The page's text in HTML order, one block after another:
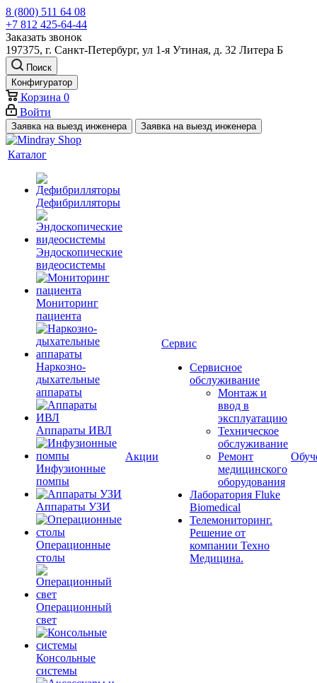
8 (800) 511 64 08
+7 812 425-64-44
Заказать звонок
197375, г. Санкт-Петербург, ул 1-я Утиная, д. 32 Литера Б
Поиск
Конфигуратор
Корзина 0
Войти
Заявка на выезд инженера Заявка на выезд инженера
Каталог
Дефибрилляторы
Эндоскопические
видеосистемы
Мониторинг
пациента
Наркозно-
дыхательные
аппараты
Аппараты ИВЛ
Инфузионные
помпы
Аппараты УЗИ
Операционные
столы
Операционный
свет
Консольные
системы
Акции
Сервис
Сервисное
обслуживание
Монтаж и
ввод в
эксплуатацию
Техническое
обслуживание
Ремонт
медицинского
оборудования
Лаборатория Fluke
Biomedical
Телемониторинг.
Решение от
компании Техно
Медицина.